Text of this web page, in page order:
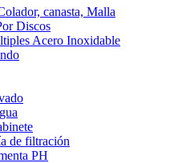
canasta, Malla
Discos
Acero Inoxidable
de filtración
PH